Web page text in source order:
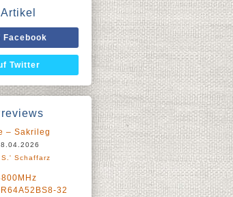
Facebook
Twitter
– Sakrileg
S.' Schaffarz
32